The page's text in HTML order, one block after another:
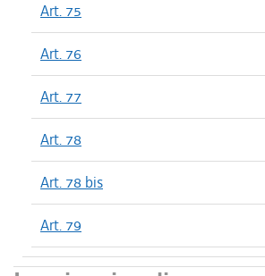
Art. 75
Art. 76
Art. 77
Art. 78
Art. 78 bis
Art. 79